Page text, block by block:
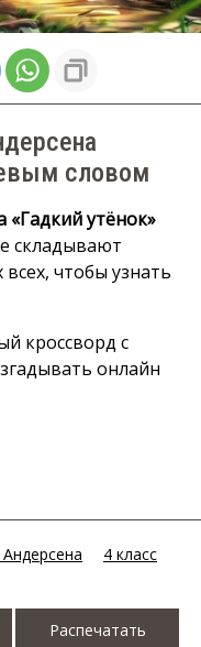
словом
«Гадкий утёнок»
складывают
чтобы узнать
кроссворд с
онлайн
Андерсена
4 класс
Распечатать